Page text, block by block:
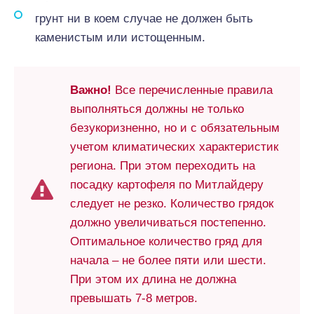
грунт ни в коем случае не должен быть
каменистым или истощенным.
Важно! Все перечисленные правила
выполняться должны не только
безукоризненно, но и с обязательным
учетом климатических характеристик
региона. При этом переходить на
посадку картофеля по Митлайдеру
следует не резко. Количество грядок
должно увеличиваться постепенно.
Оптимальное количество гряд для
начала – не более пяти или шести.
При этом их длина не должна
превышать 7-8 метров.